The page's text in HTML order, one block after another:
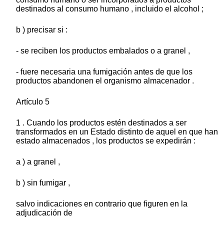
destinados al consumo humano , incluido el alcohol ;
b ) precisar si :
- se reciben los productos embalados o a granel ,
- fuere necesaria una fumigación antes de que los
productos abandonen el organismo almacenador .
Artículo 5
1 . Cuando los productos estén destinados a ser
transformados en un Estado distinto de aquel en que han
estado almacenados , los productos se expedirán :
a ) a granel ,
b ) sin fumigar ,
salvo indicaciones en contrario que figuren en la
adjudicación de